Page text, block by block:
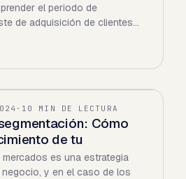
el periodo de
de adquisición de clientes
· 10 MIN DE LECTURA
Cómo
de tu
es una estrategia
y en el caso de los